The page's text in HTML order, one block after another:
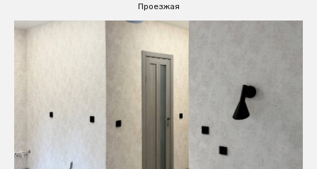
Проезжая